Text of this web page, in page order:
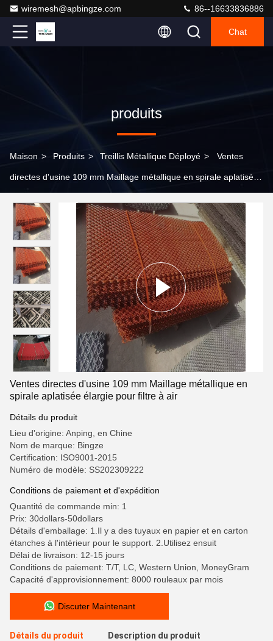
wiremesh@apbingze.com 86--16633836886
Chat
produits
Maison > Produits > Treillis Métallique Déployé > Ventes
directes d'usine 109 mm Maillage métallique en spirale aplatisée
Ventes directes d'usine 109 mm Maillage métallique en
spirale aplatisée élargie pour filtre à air
Détails du produit
Lieu d'origine: Anping, en Chine
Nom de marque: Bingze
Certification: ISO9001-2015
Numéro de modèle: SS202309222
Conditions de paiement et d'expédition
Quantité de commande min: 1
Prix: 30dollars-50dollars
Détails d'emballage: 1.Il y a des tuyaux en papier et en carton
étanches à l'intérieur pour le support. 2.Utilisez ensuit
Délai de livraison: 12-15 jours
Conditions de paiement: T/T, LC, Western Union, MoneyGram
Capacité d'approvisionnement: 8000 rouleaux par mois
Discuter Maintenant
Détails du produit Description du produit